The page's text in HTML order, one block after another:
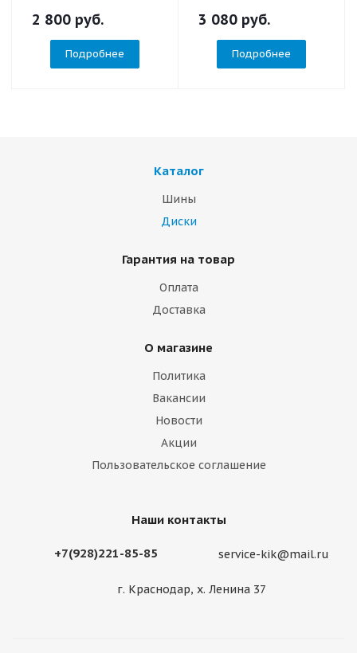
2 800 руб.
Подробнее
3 080 руб.
Подробнее
Каталог
Шины
Диски
Гарантия на товар
Оплата
Доставка
О магазине
Политика
Вакансии
Новости
Акции
Пользовательское соглашение
Наши контакты
+7(928)221-85-85 service-kik@mail.ru
г. Краснодар, х. Ленина 37